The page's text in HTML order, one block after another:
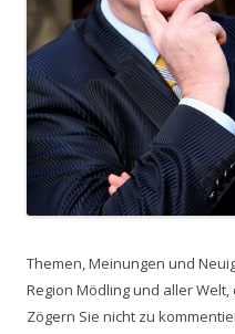
Themen, Meinungen und
Region Mödling und aller
Zögern Sie nicht zu